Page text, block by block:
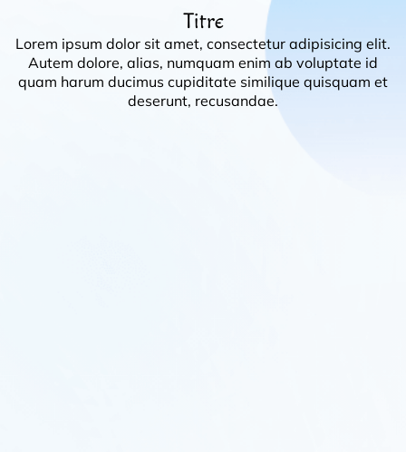
Titre
Lorem ipsum dolor sit amet, consectetur adipisicing elit.
Autem dolore, alias, numquam enim ab voluptate id
quam harum ducimus cupiditate similique quisquam et
deserunt, recusandae.